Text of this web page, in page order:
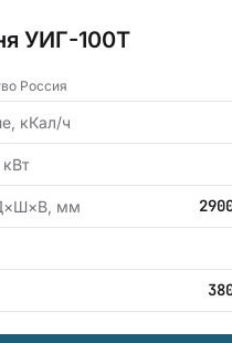
УИГ-100Т
Россия
кКал/ч
мм